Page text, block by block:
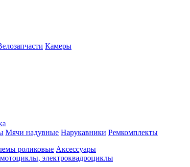
Камеры
Мячи надувные Нарукавники Ремкомплекты
роликовые Аксессуары
электроквадроциклы